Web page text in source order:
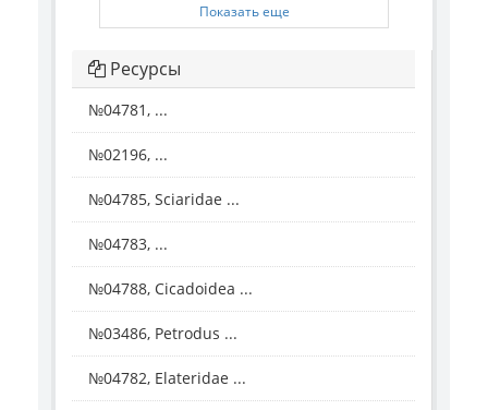
Показать еще
Ресурсы
№04781, ...
№02196, ...
№04785, Sciaridae ...
№04783, ...
№04788, Cicadoidea ...
№03486, Petrodus ...
№04782, Elateridae ...